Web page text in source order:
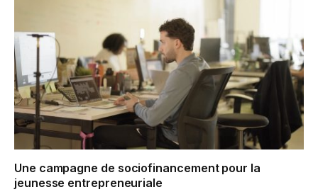
Une campagne de sociofinancement pour la
jeunesse entrepreneuriale